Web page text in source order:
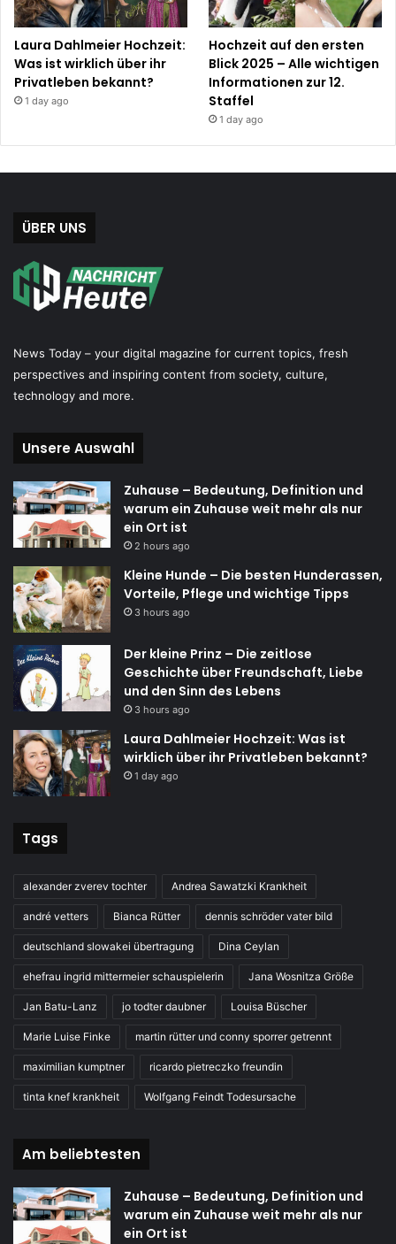
Laura Dahlmeier Hochzeit:
Was ist wirklich über ihr
Privatleben bekannt?
1 day ago
Hochzeit auf den ersten
Blick 2025 – Alle wichtigen
Informationen zur 12.
Staffel
1 day ago
ÜBER UNS
News Today – your digital magazine for current topics, fresh
perspectives and inspiring content from society, culture,
technology and more.
Unsere Auswahl
Zuhause – Bedeutung, Definition und
warum ein Zuhause weit mehr als nur
ein Ort ist
2 hours ago
Kleine Hunde – Die besten Hunderassen,
Vorteile, Pflege und wichtige Tipps
3 hours ago
Der kleine Prinz – Die zeitlose
Geschichte über Freundschaft, Liebe
und den Sinn des Lebens
3 hours ago
Laura Dahlmeier Hochzeit: Was ist
wirklich über ihr Privatleben bekannt?
1 day ago
Tags
alexander zverev tochter Andrea Sawatzki Krankheit
andré vetters Bianca Rütter dennis schröder vater bild
deutschland slowakei übertragung Dina Ceylan
ehefrau ingrid mittermeier schauspielerin Jana Wosnitza Größe
Jan Batu-Lanz jo todter daubner Louisa Büscher
Marie Luise Finke martin rütter und conny sporrer getrennt
maximilian kumptner ricardo pietreczko freundin
tinta knef krankheit Wolfgang Feindt Todesursache
Am beliebtesten
Zuhause – Bedeutung, Definition und
warum ein Zuhause weit mehr als nur
ein Ort ist